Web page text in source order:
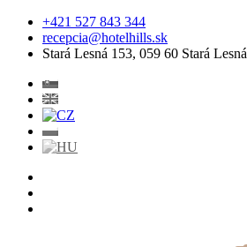
+421 527 843 344
recepcia@hotelhills.sk
Stará Lesná 153, 059 60 Stará Lesná